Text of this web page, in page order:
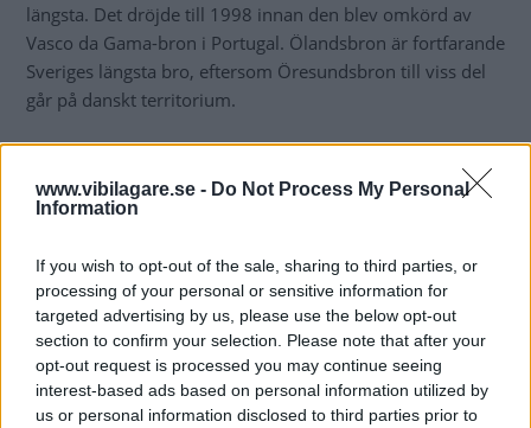
www.vibilagare.se - Do Not Process My Personal
Information
If you wish to opt-out of the sale, sharing to third parties, or
processing of your personal or sensitive information for
targeted advertising by us, please use the below opt-out
section to confirm your selection. Please note that after your
opt-out request is processed you may continue seeing
interest-based ads based on personal information utilized by
us or personal information disclosed to third parties prior to
längsta. Det dröjde till 1998 innan den blev omkörd av
Vasco da Gama-bron i Portugal. Ölandsbron är fortfarande
Sveriges längsta bro, eftersom Öresundsbron till viss del
går på danskt territorium.